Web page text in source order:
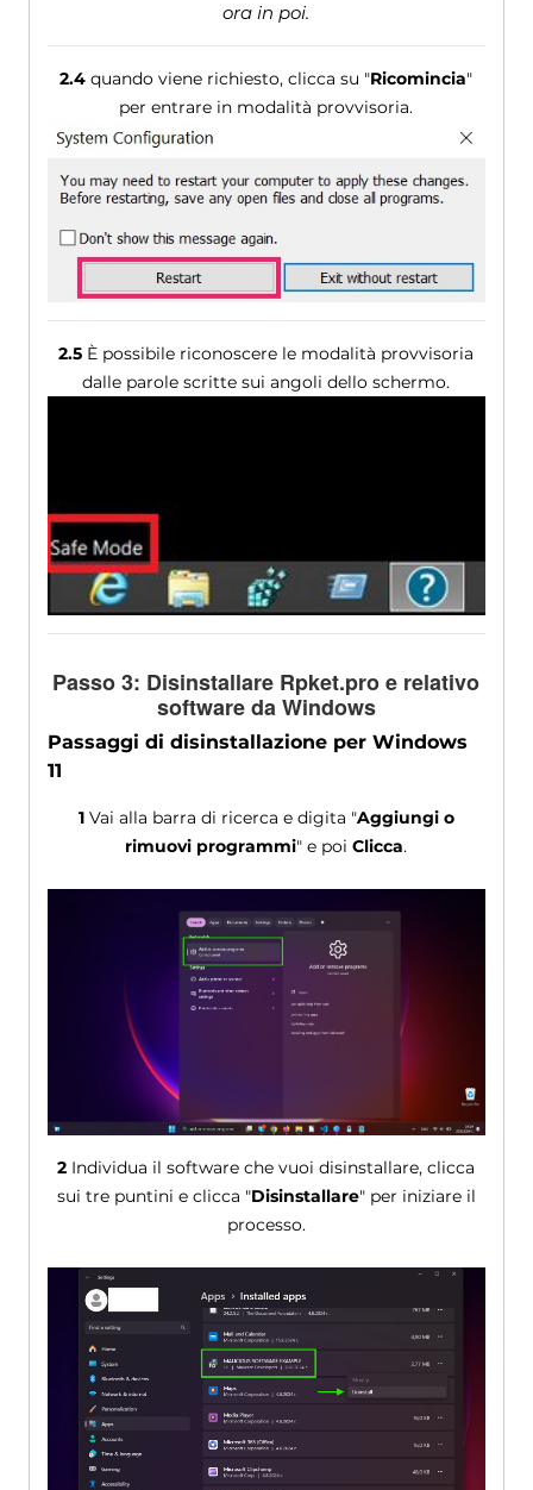
ora in poi.
2.4 quando viene richiesto, clicca su "Ricomincia"
per entrare in modalità provvisoria.
2.5 È possibile riconoscere le modalità provvisoria
dalle parole scritte sui angoli dello schermo.
Passo 3: Disinstallare Rpket.pro e relativo
software da Windows
Passaggi di disinstallazione per Windows
11
1Vai alla barra di ricerca e digita "Aggiungi o
rimuovi programmi" e poiClicca.
2 Individua il software che vuoi disinstallare, clicca
sui tre puntini e clicca "Disinstallare" per iniziare il
processo.